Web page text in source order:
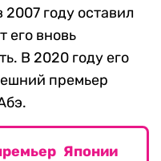
году оставил
его вновь
В 2020 году его
премьер
Японии